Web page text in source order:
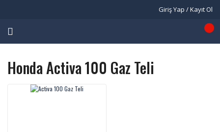
Giriş Yap / Kayıt Ol
Honda Activa 100 Gaz Teli